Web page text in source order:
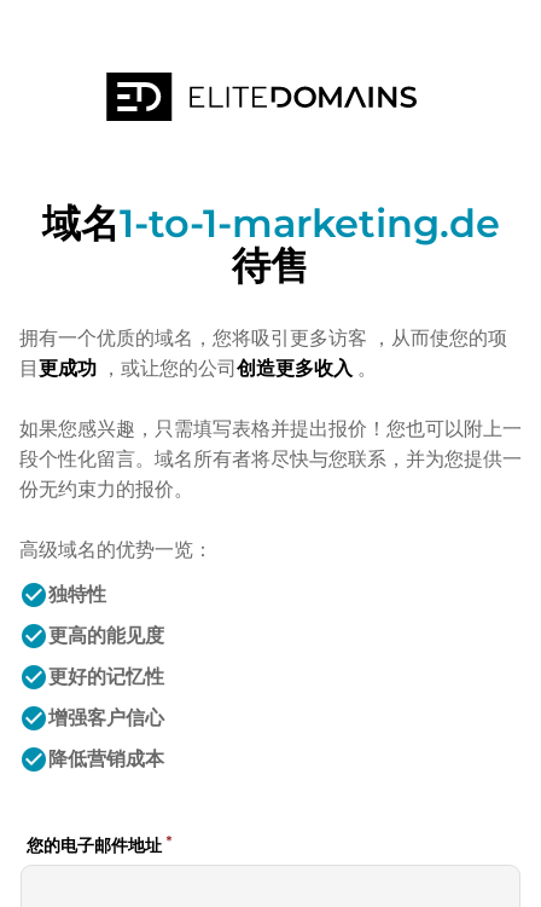
域名1-to-1-marketing.de
待售
拥有一个优质的域名，您将吸引更多访客 ，从而使您的项
目更成功 ，或让您的公司创造更多收入 。
如果您感兴趣，只需填写表格并提出报价！您也可以附上一
段个性化留言。域名所有者将尽快与您联系，并为您提供一
份无约束力的报价。
高级域名的优势一览：
check_circle独特性
check_circle更高的能见度
check_circle更好的记忆性
check_circle增强客户信心
check_circle 降低营销成本